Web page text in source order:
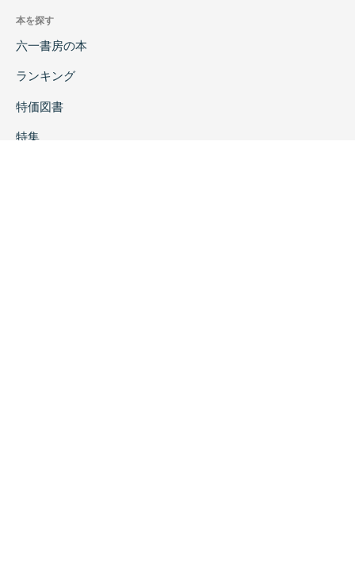
本を探す
六一書房の本
ランキング
特価図書
特集